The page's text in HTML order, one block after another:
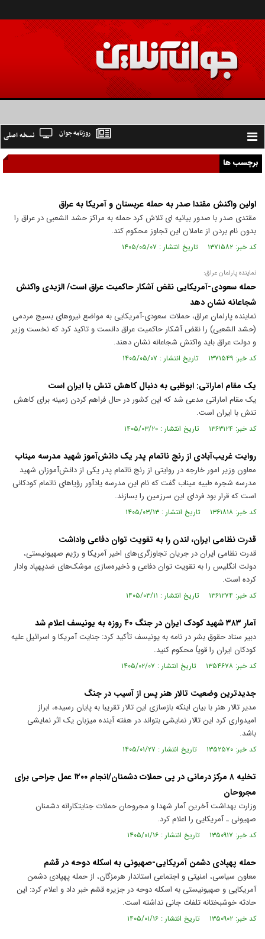
Toggle
navigation
نسخه اصلی روزنامه جوان
برچسب ها
اولین واکنش مقتدا صدر به حمله عربستان و آمریکا به عراق
مقتدی صدر با صدور بیانیه ای تلاش کرد حمله به مراکز حشد الشعبی در عراق را
بدون نام بردن از عاملان این تجاوز محکوم کند.
کد خبر: ۱۳۷۱۵۸۲ تاریخ انتشار : ۱۴۰۵/۰۵/۰۷
نماینده پارلمان عراق:
حمله سعودی-آمریکایی نقض آشکار حاکمیت عراق است/ الزیدی واکنش
شجاعانه نشان دهد
نماینده پارلمان عراق، حملات سعودی-آمریکایی به مواضع نیروهای بسیج مردمی
(حشد الشعبی) را نقض آشکار حاکمیت عراق دانست و تاکید کرد که نخست وزیر
و دولت عراق باید واکنش شجاعانه نشان دهند.
کد خبر: ۱۳۷۱۵۴۹ تاریخ انتشار : ۱۴۰۵/۰۵/۰۷
یک مقام اماراتی: ابوظبی به دنبال کاهش تنش با ایران است
یک مقام اماراتی مدعی شد که این کشور در حال فراهم کردن زمینه برای کاهش
تنش با ایران است.
کد خبر: ۱۳۶۳۱۲۴ تاریخ انتشار : ۱۴۰۵/۰۳/۲۰
روایت غریب‌آبادی از رنج ناتمام پدر یک دانش‌آموز شهید مدرسه میناب
معاون وزیر امور خارجه در روایتی از رنج ناتمام پدر یکی از دانش‌آموزان شهید
مدرسه شجره طیبه میناب گفت که نام این مدرسه یادآور رؤیا‌های ناتمام کودکانی
است که قرار بود فردای این سرزمین را بسازند.
کد خبر: ۱۳۶۱۸۱۸ تاریخ انتشار : ۱۴۰۵/۰۳/۱۳
قدرت نظامی ایران، لندن را به تقویت توان دفاعی واداشت
قدرت نظامی ایران در جریان تجاوزگری‌های اخیر آمریکا و رژیم صهیونیستی،
دولت انگلیس را به تقویت توان دفاعی و ذخیره‌سازی موشک‌های ضدپهپاد وادار
کرده است.
کد خبر: ۱۳۶۱۲۷۴ تاریخ انتشار : ۱۴۰۵/۰۳/۱۱
آمار ۳۸۳ شهید کودک ایران در جنگ ۴۰ روزه به یونیسف اعلام شد
دبیر ستاد حقوق بشر در نامه به یونیسف تأکید کرد: جنایت آمریکا و اسرائیل علیه
کودکان ایران را قویاً محکوم کنید.
کد خبر: ۱۳۵۴۶۷۸ تاریخ انتشار : ۱۴۰۵/۰۲/۰۷
جدیدترین وضعیت تالار هنر پس از آسیب در جنگ
مدیر تالار هنر با بیان اینکه بازسازی این تالار تقریبا به پایان رسیده، ابراز
امیدواری کرد این تالار نمایشی بتواند در هفته آینده میزبان یک اثر نمایشی
باشد.
کد خبر: ۱۳۵۲۵۷۰ تاریخ انتشار : ۱۴۰۵/۰۱/۲۷
تخلیه ۸ مرکز درمانی در پی حملات دشمنان/انجام ۱۲۰۰ عمل جراحی برای
مجروحان
وزارت بهداشت آخرین آمار شهدا و مجروحان حملات جنایتکارانه دشمنان
صهیونی ـ آمریکایی را اعلام کرد.
کد خبر: ۱۳۵۰۹۱۷ تاریخ انتشار : ۱۴۰۵/۰۱/۱۶
حمله پهپادی دشمن آمریکایی-صهیونی به اسکله دوحه در قشم
معاون سیاسی، امنیتی و اجتماعی استاندار هرمزگان، از حمله پهپادی دشمن
آمریکایی و صهیونیستی به اسکله دوحه در جزیره قشم خبر داد و اعلام کرد: این
حادثه خوشبختانه تلفات جانی نداشته است.
کد خبر: ۱۳۵۰۹۰۲ تاریخ انتشار : ۱۴۰۵/۰۱/۱۶